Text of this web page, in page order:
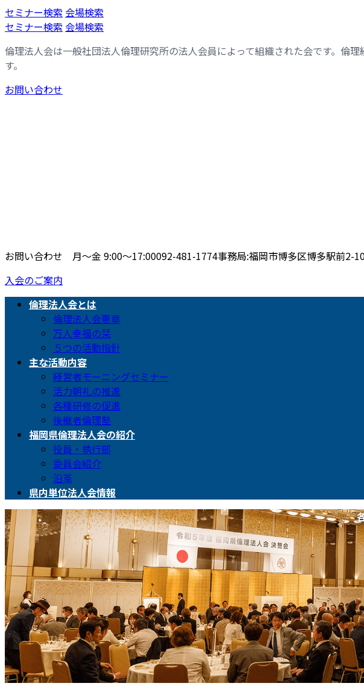
コ
ン
ン
ツ
へ
ス
ナ
ビ
ー
シ
ョ
ン
セミナー検索 会場検索
セミナー検索 会場検索
倫理法人会は一般社団法人倫理研究所の法人会員によって組織された会です。倫
す。
お問い合わせ
お問い合わせ 月〜金 9:00〜17:00092-481-1774事務局:福岡市博多区博多駅前2-
入会のご案内
倫理法人会とは
倫理法人会憲章
万人幸福の栞
５つの活動指針
主な活動内容
経営者モーニングセミナー
活力朝礼の推進
各種研修の促進
後継者倫理塾
福岡県倫理法人会の紹介
役員・執行部
委員会紹介
沿革
県内単位法人会情報